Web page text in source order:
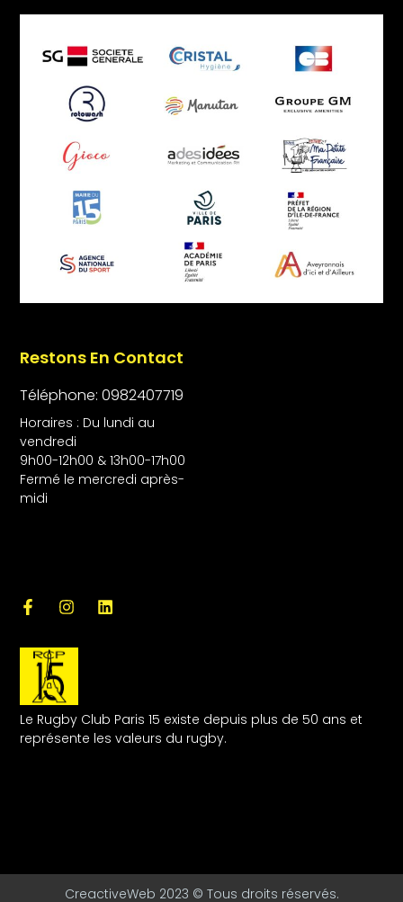
Le Rugby Club Paris 15 existe depuis plus de 50 ans et
représente les valeurs du rugby.
Restons En Contact
Téléphone: 0982407719
Horaires : Du lundi au
vendredi
9h00-12h00 & 13h00-17h00
Fermé le mercredi après-
midi
CreactiveWeb 2023 © Tous droits réservés.